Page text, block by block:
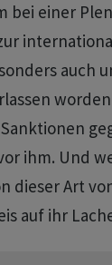
bei einer
auch
ihm. Und
dieser Art
auf ihr